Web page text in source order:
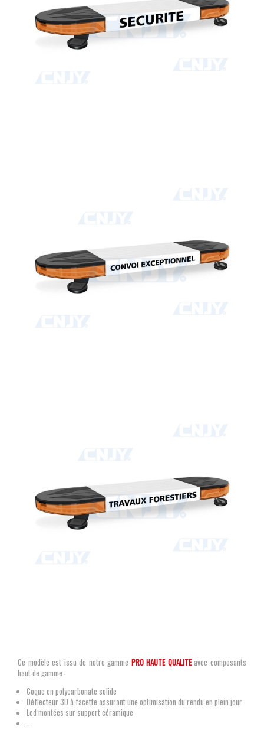
Ce modèle est issu de notre gamme PRO HAUTE QUALITE avec composants
haut de gamme :
Coque en polycarbonate solide
Déflecteur 3D à facette assurant une optimisation du rendu en plein jour
Led montées sur support céramique
...